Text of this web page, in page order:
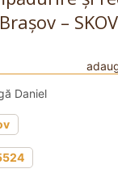
–
Daniel